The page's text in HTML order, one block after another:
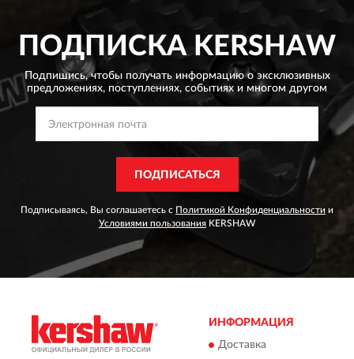
ПОДПИСКАKERSHAW
Подпишись, чтобы получать информацию о эксклюзивных
предложениях, поступлениях, событиях и многом другом
ПОДПИСАТЬСЯ
Подписываясь, Вы соглашаетесь с Политикой Конфиденциальности и
Условиями пользования KERSHAW
ИНФОРМАЦИЯ
Доставка